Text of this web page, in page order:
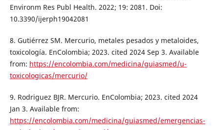
Environm Res Publ Health. 2022; 19: 2081. Doi:
10.3390/ijerph19042081
8. Gutiérrez SM. Mercurio, metales pesados y metaloides,
toxicología. EnColombia; 2023. cited 2024 Sep 3. Available
from: https://encolombia.com/medicina/guiasmed/u-
toxicologicas/mercurio/
9. Rodriguez BJR. Mercurio. EnColombia; 2023. cited 2024
Jan 3. Available from:
https://encolombia.com/medicina/guiasmed/emergencias-